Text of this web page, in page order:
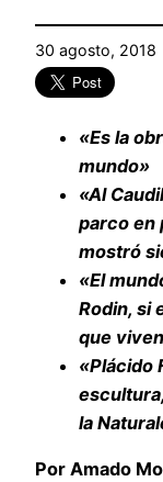
30 agosto, 2018
«Es la
mundo»
«Al
parco en
mostró
«El
Rodin, si
que
«Plácido
la
Por Amado